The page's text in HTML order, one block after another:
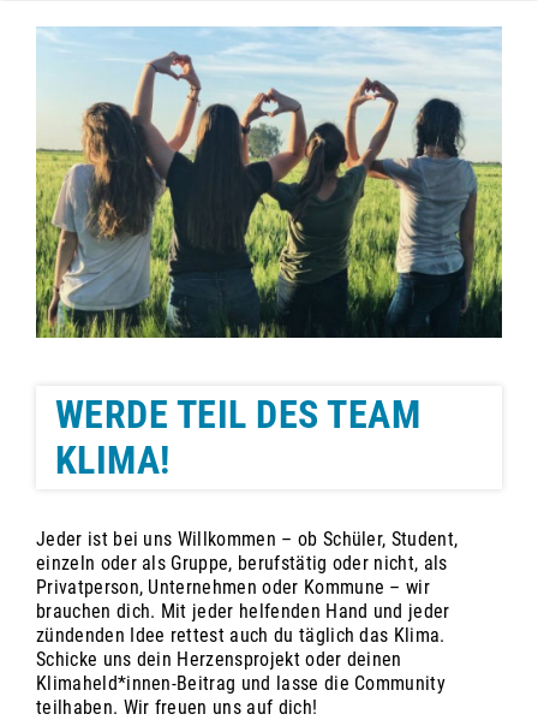
WERDE TEIL DES TEAM
KLIMA!
Jeder ist bei uns Willkommen – ob Schüler, Student,
einzeln oder als Gruppe, berufstätig oder nicht, als
Privatperson, Unternehmen oder Kommune – wir
brauchen dich. Mit jeder helfenden Hand und jeder
zündenden Idee rettest auch du täglich das Klima.
Schicke uns dein Herzensprojekt oder deinen
Klimaheld*innen-Beitrag und lasse die Community
teilhaben. Wir freuen uns auf dich!